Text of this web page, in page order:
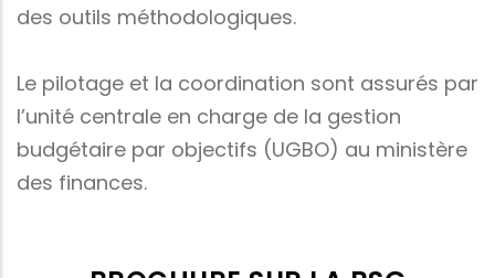
des outils méthodologiques.
Le pilotage et la coordination sont assurés par
l’unité centrale en charge de la gestion
budgétaire par objectifs (UGBO) au ministère
des finances.